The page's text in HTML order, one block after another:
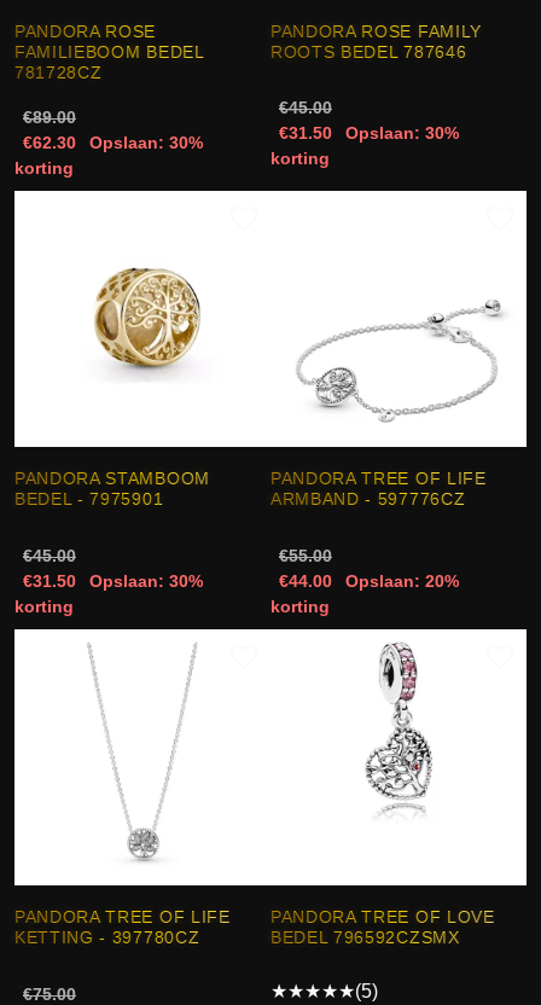
PANDORA ROSE
FAMILIEBOOM BEDEL
781728CZ
€89.00
€62.30
Opslaan: 30%
korting
PANDORA ROSE FAMILY
ROOTS BEDEL 787646
€45.00
€31.50
Opslaan: 30%
korting
PANDORA STAMBOOM
BEDEL - 7975901
€45.00
€31.50
Opslaan: 30%
korting
PANDORA TREE OF LIFE
ARMBAND - 597776CZ
€55.00
€44.00
Opslaan: 20%
korting
PANDORA TREE OF LIFE
KETTING - 397780CZ
€75.00
PANDORA TREE OF LOVE
BEDEL 796592CZSMX
★★★★★(5)